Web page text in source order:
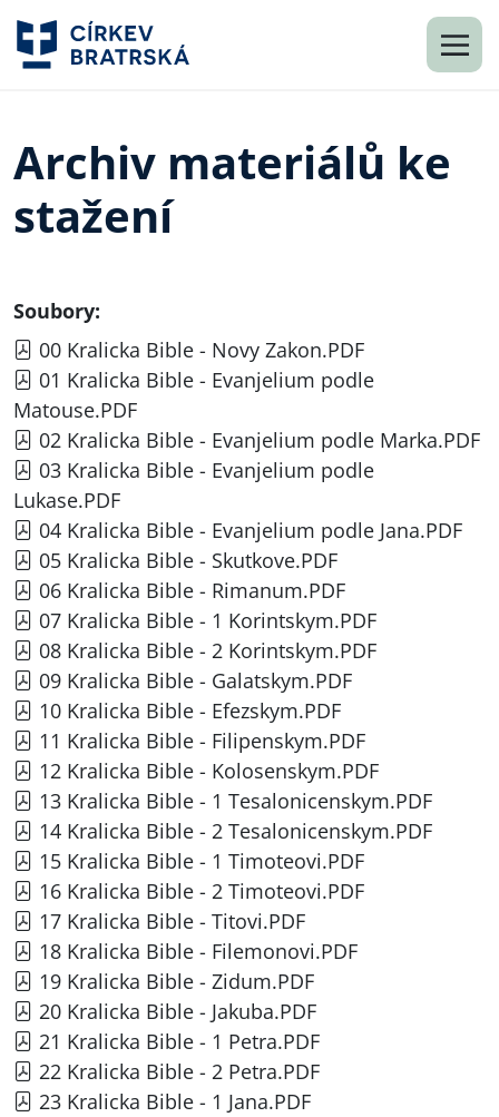
Archiv materiálů ke
stažení
Soubory:
00 Kralicka Bible - Novy Zakon.PDF
01 Kralicka Bible - Evanjelium podle
Matouse.PDF
02 Kralicka Bible - Evanjelium podle Marka.PDF
03 Kralicka Bible - Evanjelium podle
Lukase.PDF
04 Kralicka Bible - Evanjelium podle Jana.PDF
05 Kralicka Bible - Skutkove.PDF
06 Kralicka Bible - Rimanum.PDF
07 Kralicka Bible - 1 Korintskym.PDF
08 Kralicka Bible - 2 Korintskym.PDF
09 Kralicka Bible - Galatskym.PDF
10 Kralicka Bible - Efezskym.PDF
11 Kralicka Bible - Filipenskym.PDF
12 Kralicka Bible - Kolosenskym.PDF
13 Kralicka Bible - 1 Tesalonicenskym.PDF
14 Kralicka Bible - 2 Tesalonicenskym.PDF
15 Kralicka Bible - 1 Timoteovi.PDF
16 Kralicka Bible - 2 Timoteovi.PDF
17 Kralicka Bible - Titovi.PDF
18 Kralicka Bible - Filemonovi.PDF
19 Kralicka Bible - Zidum.PDF
20 Kralicka Bible - Jakuba.PDF
21 Kralicka Bible - 1 Petra.PDF
22 Kralicka Bible - 2 Petra.PDF
23 Kralicka Bible - 1 Jana.PDF